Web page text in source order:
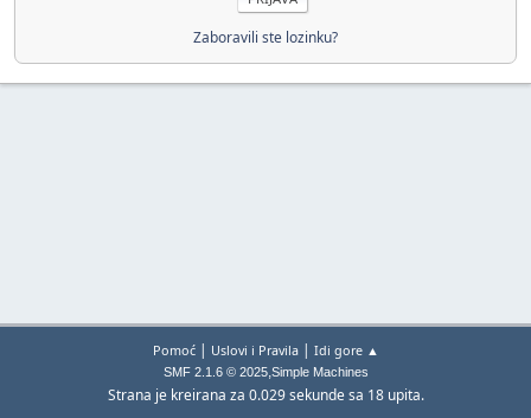
Zaboravili ste lozinku?
Pomoć| Uslovi i Pravila| Idi gore ▲
SMF 2.1.6 © 2025,Simple Machines
Strana je kreirana za 0.029 sekunde sa 18 upita.